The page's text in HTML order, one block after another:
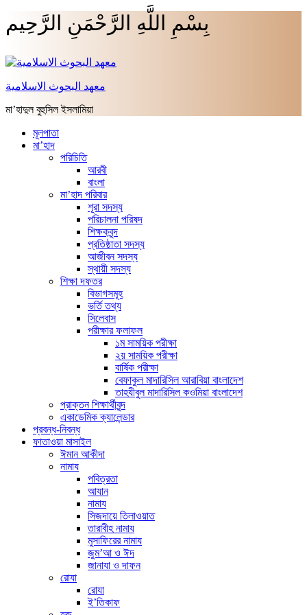
بِسْمِ اللَّهِ الرَّحْمَنِ الرَّحِيم
معهد البحوث الاسلامية
মা’হাদুল বুহুসিল ইসলামিয়া
মূলপাতা
মা’হাদ
পরিচিতি
আরবী
বাংলা
মা’হাদ পরিবার
শূরা সদস্য
পরিচালনা পরিষদ
শিক্ষকবৃন্দ
প্রতিষ্ঠাতা সদস্য
আজীবন সদস্য
স্থায়ী সদস্য
শিক্ষা দফতর
বিভাগসমূহ
ভর্তি তথ্য
সিলেবাস
পরীক্ষার ফলাফল
১ম সাময়িক পরীক্ষা
২য় সাময়িক পরীক্ষা
বার্ষিক পরীক্ষা
বেফাকুল মাদারিসিল আরাবিয়া বাংলাদেশ
তাহযীবুল মাদারিসিল কওমিয়া বাংলাদেশ
প্রাক্তন শিক্ষার্থীবৃন্দ
একাডেমিক ক্যালেন্ডার
প্রবন্ধ-নিবন্ধ
ফাতাওয়া মাসাইল
ঈমান আকীদা
নামায
পবিত্রতা
আযান
নামায
সিজদায়ে তিলাওয়াত
তারাবীহ নামায
মুসাফিরের নামায
জুম’আ ও ঈদ
জানাযা ও দাফন
রোযা
রোযা
ই’তিকাফ